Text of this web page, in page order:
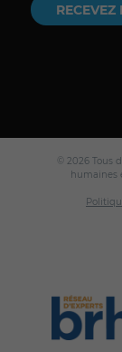
RECEVEZ
© 2026 Tous
humaines